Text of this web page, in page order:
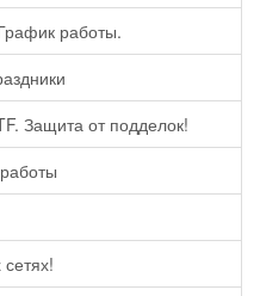
работы.
Защита от подделок!